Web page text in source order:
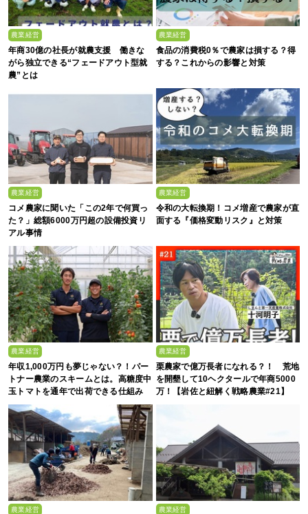
農業経営
年商30億の社長が就農支援 働きな
がら独立できる“フェードアウト型就
農”とは
農業経営
食品の消費税0％で農家は損する？得
する？これからの影響と対策
農業経営
コメ農家に聞いた「この2年で何買っ
た？」総額6000万円超の設備投資リ
アル事情
農業経営
令和の大転換期！コメ増産で農家が直
面する『価格変動リスク』と対策
農業経営
年収1,000万円も夢じゃない？！パー
トナー農業のスキームとは。高糖度中
玉トマトを通年で出荷できる仕組み
農業経営
栗農家で億万長者になれる？！ 荒地
を開墾して10ヘクタールで年商5000
万！【岩佐と紐解く戦略農業#21】
農業経営 農業経営